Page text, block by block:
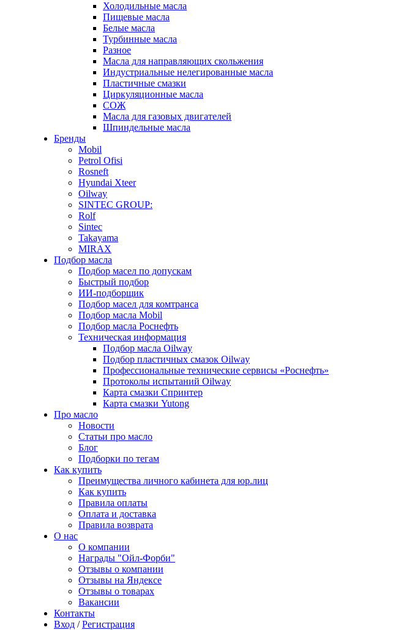
Холодильные масла
Пищевые масла
Белые масла
Турбинные масла
Разное
Масла для направляющих скольжения
Индустриальные нелегированные масла
Пластичные смазки
Циркуляционные масла
СОЖ
Масла для газовых двигателей
Шпиндельные масла
Бренды
Mobil
Petrol Ofisi
Rosneft
Hyundai Xteer
Oilway
SINTEC GROUP:
Rolf
Sintec
Takayama
MIRAX
Подбор масла
Подбор масел по допускам
Быстрый подбор
ИИ-подборщик
Подбор масел для комтранса
Подбор масла Mobil
Подбор масла Роснефть
Техническая информация
Подбор масла Oilway
Подбор пластичных смазок Oilway
Профессиональные технические сервисы «Роснефть»
Протоколы испытаний Oilway
Карта смазки Спринтер
Карта смазки Yutong
Про масло
Новости
Статьи про масло
Блог
Подборки по тегам
Как купить
Преимущества личного кабинета для юр.лиц
Как купить
Правила оплаты
Оплата и доставка
Правила возврата
О нас
О компании
Награды "Ойл-Форби"
Отзывы о компании
Отзывы на Яндексе
Отзывы о товарах
Вакансии
Контакты
Вход / Регистрация